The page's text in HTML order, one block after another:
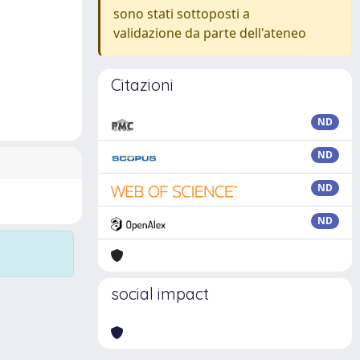
sono stati sottoposti a
validazione da parte dell'ateneo
Citazioni
ND
ND
ND
ND
social impact